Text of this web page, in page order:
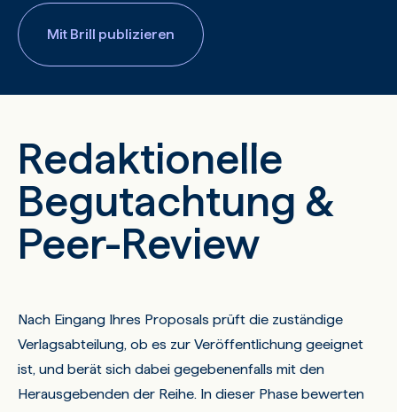
Mit Brill publizieren
Redaktionelle
Begutachtung &
Peer-Review
Nach Eingang Ihres Proposals prüft die zuständige
Verlagsabteilung, ob es zur Veröffentlichung geeignet
ist, und berät sich dabei gegebenenfalls mit den
Herausgebenden der Reihe. In dieser Phase bewerten